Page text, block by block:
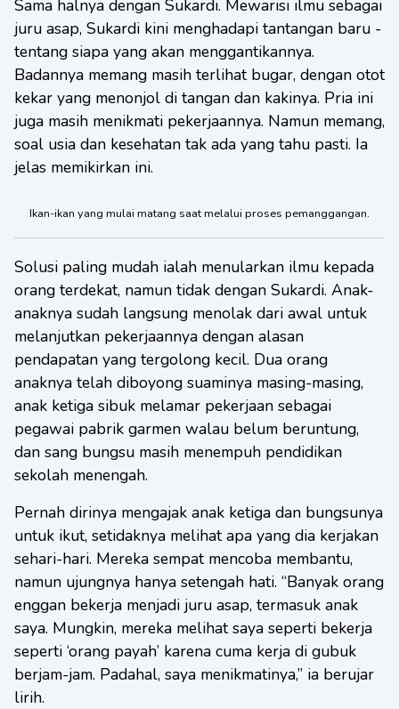
Sama halnya dengan Sukardi. Mewarisi ilmu sebagai
juru asap, Sukardi kini menghadapi tantangan baru -
tentang siapa yang akan menggantikannya.
Badannya memang masih terlihat bugar, dengan otot
kekar yang menonjol di tangan dan kakinya. Pria ini
juga masih menikmati pekerjaannya. Namun memang,
soal usia dan kesehatan tak ada yang tahu pasti. Ia
jelas memikirkan ini.
Ikan-ikan yang mulai matang saat melalui proses pemanggangan.
Solusi paling mudah ialah menularkan ilmu kepada
orang terdekat, namun tidak dengan Sukardi. Anak-
anaknya sudah langsung menolak dari awal untuk
melanjutkan pekerjaannya dengan alasan
pendapatan yang tergolong kecil. Dua orang
anaknya telah diboyong suaminya masing-masing,
anak ketiga sibuk melamar pekerjaan sebagai
pegawai pabrik garmen walau belum beruntung,
dan sang bungsu masih menempuh pendidikan
sekolah menengah.
Pernah dirinya mengajak anak ketiga dan bungsunya
untuk ikut, setidaknya melihat apa yang dia kerjakan
sehari-hari. Mereka sempat mencoba membantu,
namun ujungnya hanya setengah hati. “Banyak orang
enggan bekerja menjadi juru asap, termasuk anak
saya. Mungkin, mereka melihat saya seperti bekerja
seperti ‘orang payah’ karena cuma kerja di gubuk
berjam-jam. Padahal, saya menikmatinya,” ia berujar
lirih.